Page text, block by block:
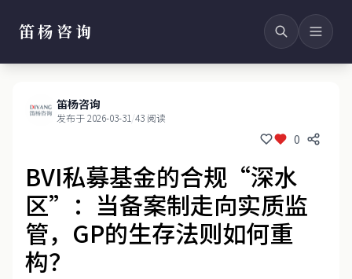
笛杨咨询
笛杨咨询
发布于 2026-03-31/43 阅读
0
BVI私募基金的合规“深水
区”：当备案制走向实质监
管，GP的生存法则如何重
构？